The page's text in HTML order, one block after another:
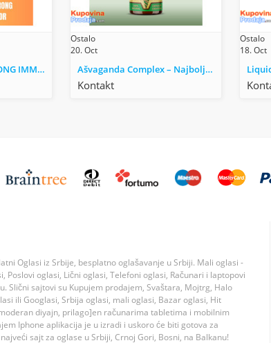
AHCC Complex – STRONG IMMUNOMODULATOR
Ostalo
20. Oct
Ašvaganda Complex – Najbolje za smirenje
Kontakt
Ostalo
18. Oct
Oglasi iz Srbije, besplatno oglašavanje u Srbiji. Mali oglasi -
oglasi, Lični oglasi, Telefoni oglasi, Računari i laptopovi
Slični sajtovi su Kupujem prodajem, Svaštara, Mojtrg, Halo
ili Googlasi, Srbija oglasi, mali oglasi, Bazar oglasi, Hit
diyajn, prilago]en računarima tabletima i mobilnim
Iphone aplikacija je u izradi i uskoro će biti gotova za
sajt za oglase u Srbiji, Crnoj Gori, Bosni, na Balkanu!